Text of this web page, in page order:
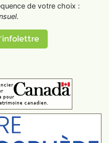
de votre choix :
.